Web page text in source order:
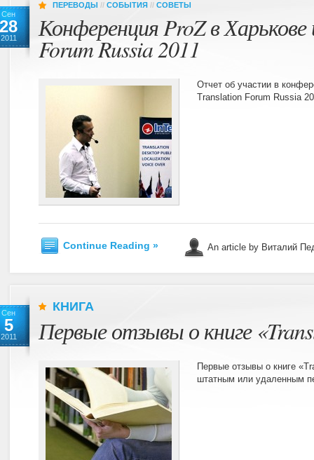
Сен
28
2011
ПЕРЕВОДЫ // СОБЫТИЯ // СОВЕТЫ
Конференция ProZ в
Forum Russia 2011
Отчет об участии в
Translation Forum Russia
Continue Reading » An article by Виталий
Сен
5
2011
КНИГА
Первые отзывы о книге
Первые отзывы о книге
штатным или удаленным